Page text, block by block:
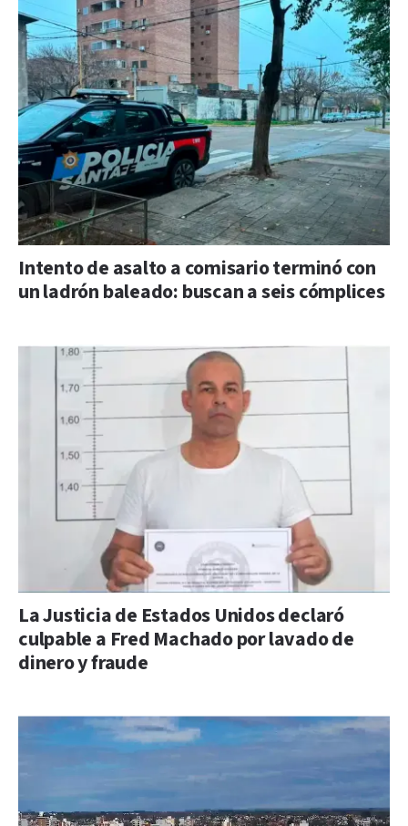
Intento de asalto a comisario terminó con
un ladrón baleado: buscan a seis cómplices
La Justicia de Estados Unidos declaró
culpable a Fred Machado por lavado de
dinero y fraude